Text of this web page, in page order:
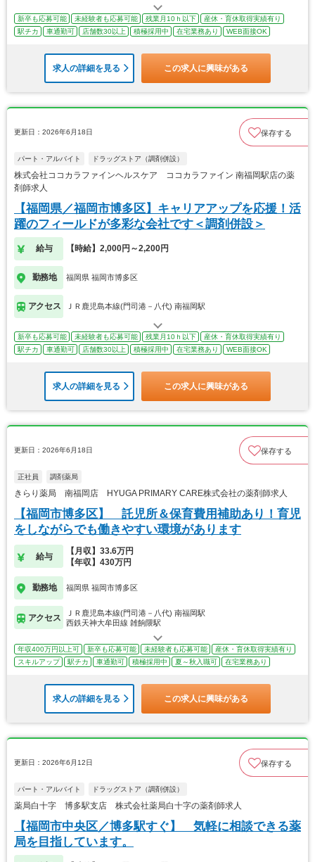
新卒も応募可能 未経験者も応募可能 残業月10ｈ以下
産休・育休取得実績有り
駅チカ
車通勤可 店舗数30以上 積極採用中 在宅業務あり WEB面接OK
求人の詳細を見る この求人に興味がある
更新日：2026年6月18日 保存する
パート・アルバイト ドラッグストア（調剤併設）
株式会社ココカラファインヘルスケア ココカラファイン 南福岡駅店の薬
剤師求人
【福岡県／福岡市博多区】キャリアアップを応援！活
躍のフィールドが多彩な会社です＜調剤併設＞
給与 【時給】2,000円～2,200円
勤務地 福岡県 福岡市博多区
アクセス ＪＲ鹿児島本線(門司港－八代) 南福岡駅
新卒も応募可能 未経験者も応募可能 残業月10ｈ以下
産休・育休取得実績有り
駅チカ
車通勤可 店舗数30以上 積極採用中 在宅業務あり WEB面接OK
求人の詳細を見る この求人に興味がある
更新日：2026年6月18日 保存する
正社員 調剤薬局
きらり薬局 南福岡店 HYUGA PRIMARY CARE株式会社の薬剤師求人
【福岡市博多区】 託児所＆保育費用補助あり！育児
をしながらでも働きやすい環境があります
給与
【月収】33.6万円
【年収】430万円
勤務地 福岡県 福岡市博多区
アクセス
ＪＲ鹿児島本線(門司港－八代) 南福岡駅
西鉄天神大牟田線 雑餉隈駅
年収400万円以上可 新卒も応募可能 未経験者も応募可能
産休・育休取得実績有り
スキルアップ
駅チカ 車通勤可 積極採用中 夏～秋入職可 在宅業務あり
求人の詳細を見る この求人に興味がある
更新日：2026年6月12日 保存する
パート・アルバイト ドラッグストア（調剤併設）
薬局白十字 博多駅支店 株式会社薬局白十字の薬剤師求人
【福岡市中央区／博多駅すぐ】 気軽に相談できる薬
局を目指しています。